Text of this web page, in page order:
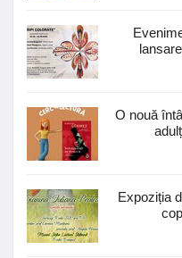
O nouă
Expoziția